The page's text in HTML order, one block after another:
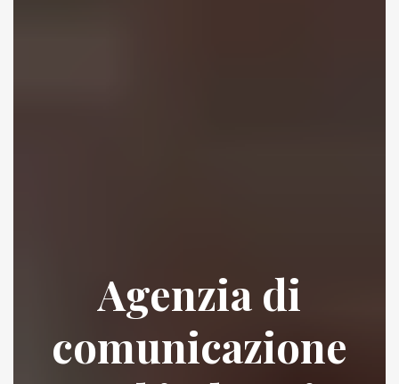
Agenzia di
comunicazione